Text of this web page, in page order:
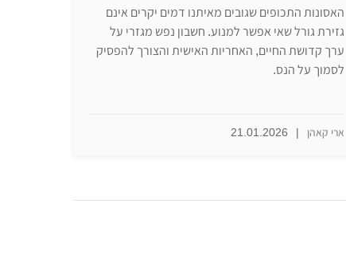
​האסונות התכופים שגובים מאיתנו דמים יקרים אינם
גזירת גורל שאי אפשר למנוע. חשבון נפש מגזרי על
ערך קדושת החיים, האחריות האישית והצורך להפסיק
לסמוך על הנס.
ארי קאהן |
21.01.2026